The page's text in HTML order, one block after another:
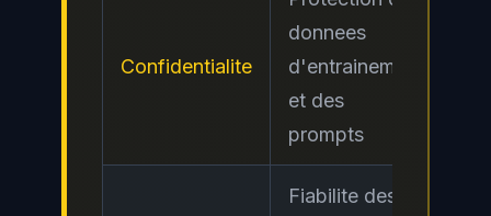
Confidentialite
donnees
d'entrainement
et des
prompts
Fiabilite des